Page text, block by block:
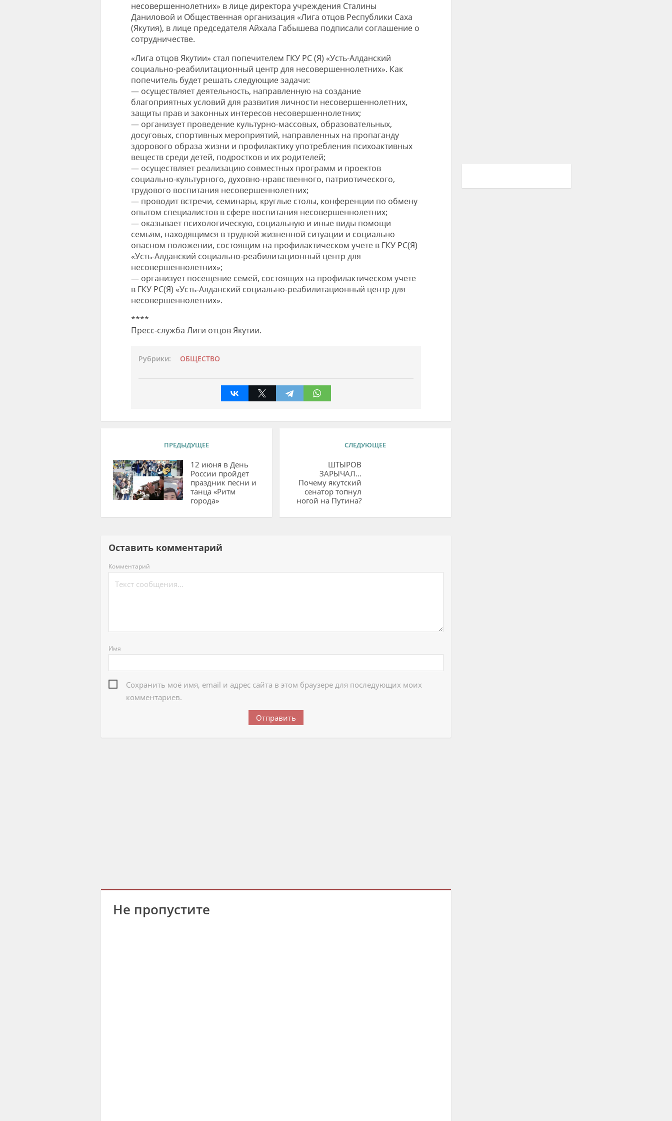
несовершеннолетних» в лице директора учреждения Сталины
Даниловой и Общественная организация «Лига отцов Республики Саха
(Якутия), в лице председателя Айхала Габышева подписали соглашение о
сотрудничестве.
«Лига отцов Якутии» стал попечителем ГКУ РС (Я) «Усть-Алданский
социально-реабилитационный центр для несовершеннолетних». Как
попечитель будет решать следующие задачи:
— осуществляет деятельность, направленную на создание
благоприятных условий для развития личности несовершеннолетних,
защиты прав и законных интересов несовершеннолетних;
— организует проведение культурно-массовых, образовательных,
досуговых, спортивных мероприятий, направленных на пропаганду
здорового образа жизни и профилактику употребления психоактивных
веществ среди детей, подростков и их родителей;
— осуществляет реализацию совместных программ и проектов
социально-культурного, духовно-нравственного, патриотического,
трудового воспитания несовершеннолетних;
— проводит встречи, семинары, круглые столы, конференции по обмену
опытом специалистов в сфере воспитания несовершеннолетних;
— оказывает психологическую, социальную и иные виды помощи
семьям, находящимся в трудной жизненной ситуации и социально
опасном положении, состоящим на профилактическом учете в ГКУ РС(Я)
«Усть-Алданский социально-реабилитационный центр для
несовершеннолетних»;
— организует посещение семей, состоящих на профилактическом учете
в ГКУ РС(Я) «Усть-Алданский социально-реабилитационный центр для
несовершеннолетних».
****
Пресс-служба Лиги отцов Якутии.
Рубрики: ОБЩЕСТВО
ПРЕДЫДУЩЕЕ
12 июня в День
России пройдет
праздник песни и
танца «Ритм
города»
СЛЕДУЮЩЕЕ
ШТЫРОВ
ЗАРЫЧАЛ…
Почему якутский
сенатор топнул
ногой на Путина?
Оставить комментарий
Комментарий
Имя
Сохранить моё имя, email и адрес сайта в этом браузере для последующих моих
комментариев.
Не пропустите